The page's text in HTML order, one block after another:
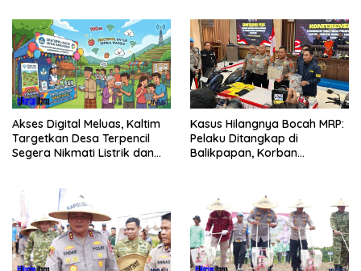
Akses Digital Meluas, Kaltim
Targetkan Desa Terpencil
Segera Nikmati Listrik dan
Kasus Hilangnya Bocah MRP:
Pelaku Ditangkap di
Balikpapan, Korban